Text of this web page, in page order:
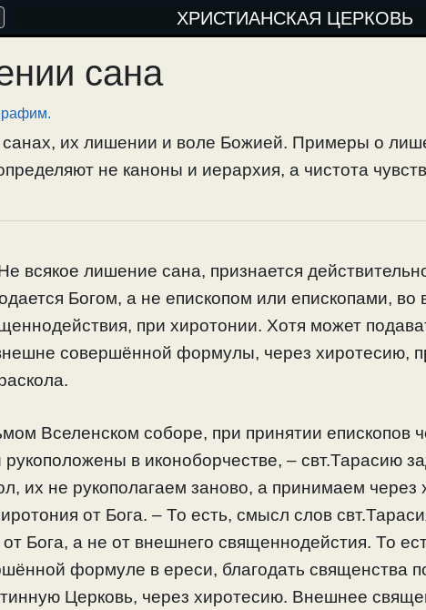
ХРИСТИАНСКАЯ ЦЕРКОВЬ
сана
их лишении и воле Божией. Примеры о
не каноны и иерархия, а чистота
всякое лишение сана, признается
Богом, а не епископом или епископами,
при хиротонии. Хотя может
совершённой формулы, через хиротесию,
Вселенском соборе, при принятии епископов
в иконоборчестве, – свт.Тарасию
их не рукополагаем заново, а принимаем через
от Бога. – То есть, смысл слов
Бога, а не от внешнего священнодейстия. То
формуле в ереси, благодать священства
Церковь, через хиротесию. Внешнее